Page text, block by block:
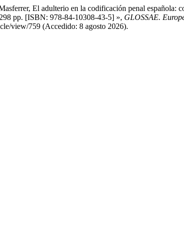
El adulterio en la codificación penal
pp. [ISBN: 978-84-10308-43-5] », GLOSSAE.
view/759 (Accedido: 8 agosto 2026).